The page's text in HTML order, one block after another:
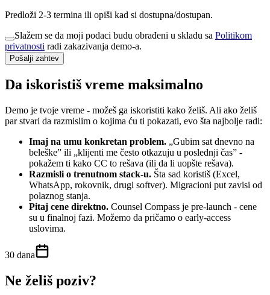
Predloži 2-3 termina ili opiši kad si dostupna/dostupan.
Slažem se da moji podaci budu obrađeni u skladu sa Politikom
privatnosti radi zakazivanja demo-a.
Pošalji zahtev
Da iskoristiš vreme maksimalno
Demo je tvoje vreme - možeš ga iskoristiti kako želiš. Ali ako želiš
par stvari da razmislim o kojima ću ti pokazati, evo šta najbolje radi:
Imaj na umu konkretan problem. „Gubim sat dnevno na
beleške” ili „klijenti me često otkazuju u poslednji čas” -
pokažem ti kako CC to rešava (ili da li uopšte rešava).
Razmisli o trenutnom stack-u. Šta sad koristiš (Excel,
WhatsApp, rokovnik, drugi softver). Migracioni put zavisi od
polaznog stanja.
Pitaj cene direktno. Counsel Compass je pre-launch - cene
su u finalnoj fazi. Možemo da pričamo o early-access
uslovima.
30 dana
Ne želiš poziv?